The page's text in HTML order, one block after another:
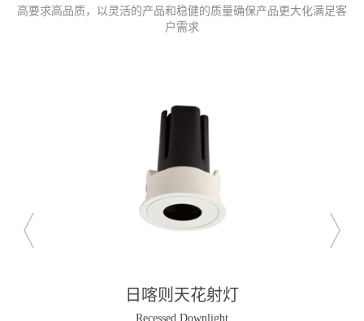
高要求高品质，以灵活的产品和稳健的质量确保产品更大化满足客
户需求
日喀则天花射灯
Recessed Downlight